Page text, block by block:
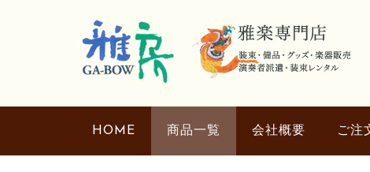
HOME 商品一覧 会社概要 ご注